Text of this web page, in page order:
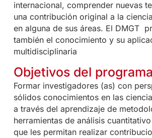
internacional, comprender nuevas
una contribución original a la
en alguna de sus áreas. El DMGT
también el conocimiento y su
multidisciplinaria
Objetivos del programa
Formar investigadores (as) con
sólidos conocimientos en las
a través del aprendizaje de
herramientas de análisis
que les permitan realizar